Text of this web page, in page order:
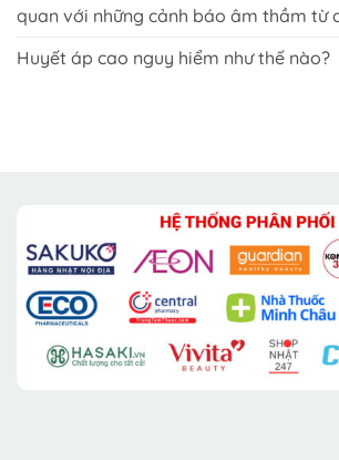
quan với những cảnh báo âm thầm từ
Huyết áp cao nguy hiểm như thế nào?